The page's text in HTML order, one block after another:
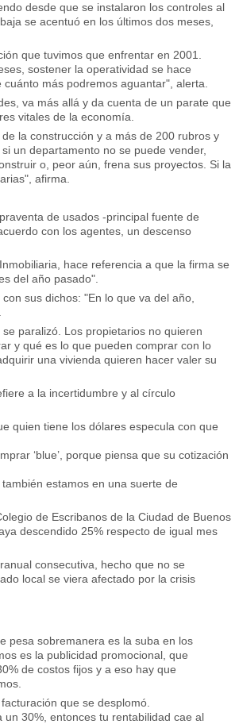
desde que se instalaron los controles al
se acentuó en los últimos dos meses,
que tuvimos que enfrentar en 2001.
sostener la operatividad se hace
más podremos aguantar", alerta.
va más allá y da cuenta de un parate que
vitales de la economía.
la construcción y a más de 200 rubros y
un departamento no se puede vender,
o, peor aún, frena sus proyectos. Si la
afirma.
de usados -principal fuente de
con los agentes, un descenso
hace referencia a que la firma se
del año pasado".
sus dichos: "En lo que va del año,
paralizó. Los propietarios no quieren
y qué es lo que pueden comprar con lo
una vivienda quieren hacer valer su
a la incertidumbre y al círculo
quien tiene los dólares especula con que
‘blue’, porque piensa que su cotización
estamos en una suerte de
de Escribanos de la Ciudad de Buenos
descendido 25% respecto de igual mes
consecutiva, hecho que no se
local se viera afectado por la crisis
pesa sobremanera es la suba en los
es la publicidad promocional, que
de costos fijos y a eso hay que
que se desplomó.
30%, entonces tu rentabilidad cae al